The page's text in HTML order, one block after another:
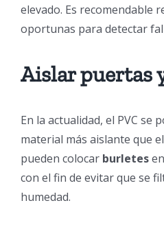
elevado. Es recomendable
oportunas para detectar
Aislar puertas
En la actualidad, el PVC se
material más aislante que
pueden colocar burletes
con el fin de evitar que se
humedad.